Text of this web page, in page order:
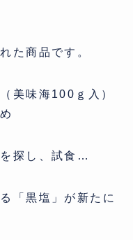
た商品です。
美味海100ｇ入）
探し、試食…
「黒塩」が新たに